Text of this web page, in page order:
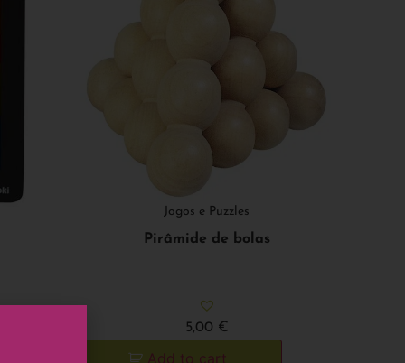
Jogos e Puzzles
Pirâmide de bolas
5,00 €
Add to cart